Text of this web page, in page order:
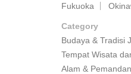
Fukuoka
Category
Budaya & Tradisi
Tempat Wisata
Alam &